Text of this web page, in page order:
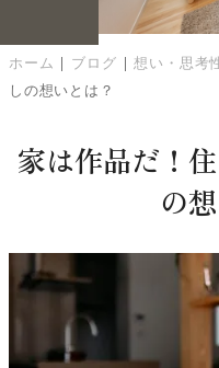
ホーム | ブログ | 想い・思考
しの想いとは？
家は作品だ！
の